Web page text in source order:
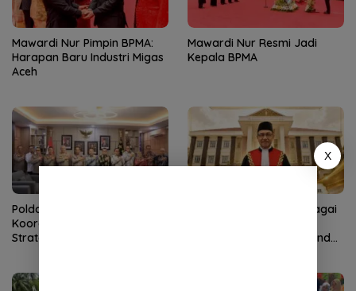
Mawardi Nur Pimpin BPMA:
Harapan Baru Industri Migas
Aceh
Mawardi Nur Resmi Jadi
Kepala BPMA
Polda Aceh–PLN Tingkatkan
Koordinasi Amankan Proyek
Strategis
KMA Lantik Dr Sutio sebagai
Banda Aceh, Nursyam Pindah
X